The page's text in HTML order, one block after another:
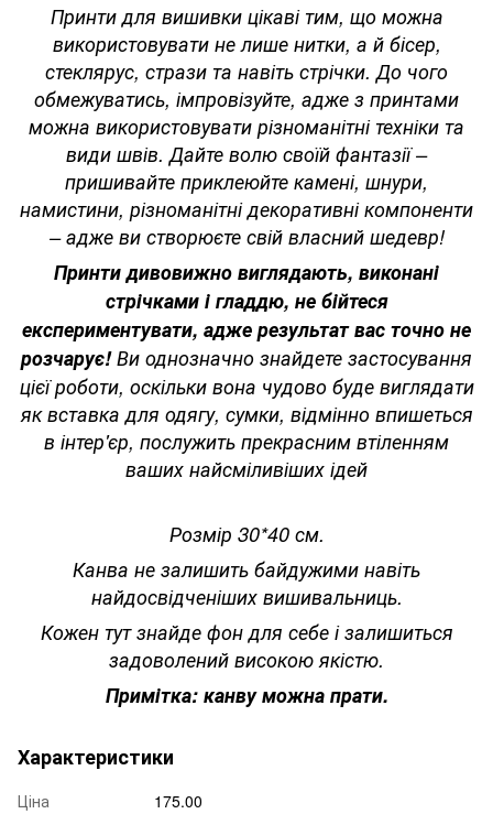
Принти для вишивки цікаві тим, що можна
використовувати не лише нитки, а й бісер,
стеклярус, стрази та навіть стрічки. До чого
обмежуватись, імпровізуйте, адже з принтами
можна використовувати різноманітні техніки та
види швів. Дайте волю своїй фантазії –
пришивайте приклеюйте камені, шнури,
намистини, різноманітні декоративні компоненти
– адже ви створюєте свій власний шедевр!
Принти дивовижно виглядають, виконані
стрічками і гладдю, не бійтеся
експериментувати, адже результат вас точно не
розчарує! Ви однозначно знайдете застосування
цієї роботи, оскільки вона чудово буде виглядати
як вставка для одягу, сумки, відмінно впишеться
в інтер'єр, послужить прекрасним втіленням
ваших найсміливіших ідей
Розмір 30*40 см.
Канва не залишить байдужими навіть
найдосвідченіших вишивальниць.
Кожен тут знайде фон для себе і залишиться
задоволений високою якістю.
Примітка: канву можна прати.
Характеристики
Ціна
175.00